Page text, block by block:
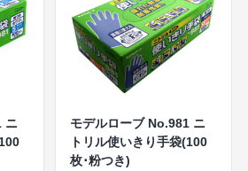
ニ
モデルローブ No.981 ニ
トリル使いきり手袋(100
枚･粉つき)